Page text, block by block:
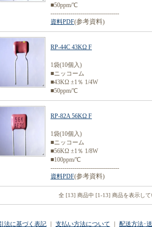
■50ppm/℃
----------------------------------
資料PDF(参考資料)
RP-44C 43KΩ F
1袋(10個入)
■ニッコーム
■43KΩ ±1％ 1/4W
■50ppm/℃
RP-82A 56KΩ F
1袋(10個入)
■ニッコーム
■56KΩ ±1％ 1/8W
■100ppm/℃
----------------------------------
資料PDF(参考資料)
全 [13] 商品中 [1-13] 商品を表示して
法に基づく表記 支払い方法について 配送方法･